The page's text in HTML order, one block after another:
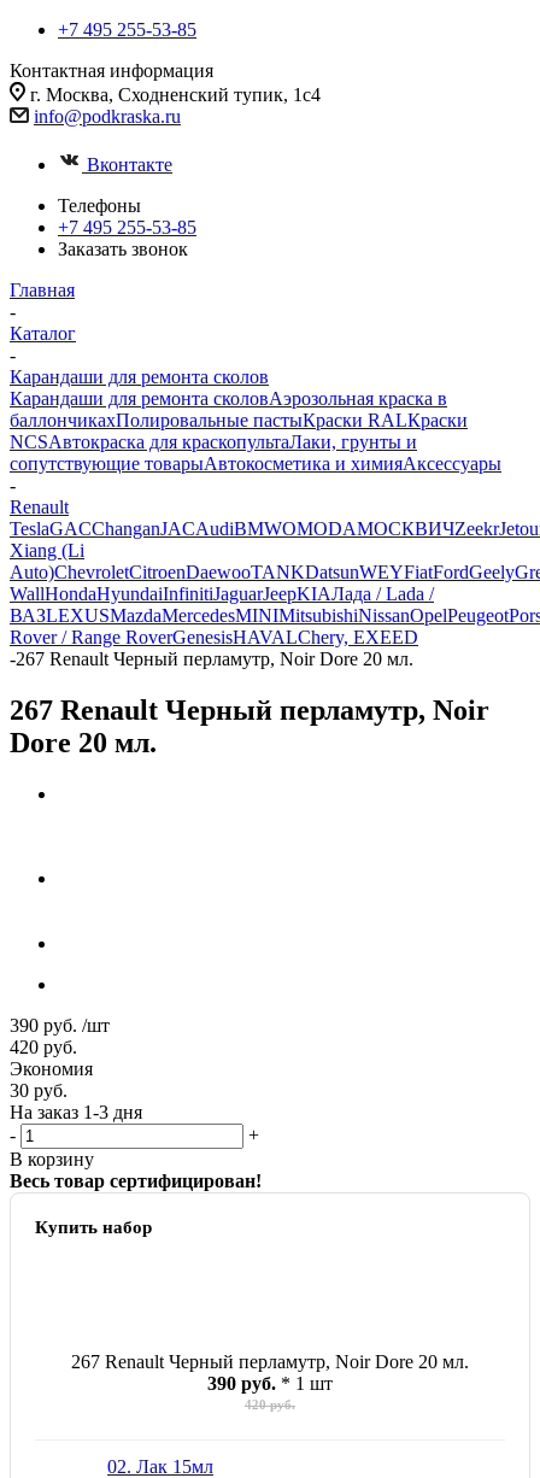
+7 495 255-53-85
Контактная информация
г. Москва, Сходненский тупик, 1с4
info@podkraska.ru
Вконтакте
Телефоны
+7 495 255-53-85
Заказать звонок
Главная
-
Каталог
-
Карандаши для ремонта сколов
Карандаши для ремонта сколовАэрозольная краска в
баллончикахПолировальные пастыКраски RALКраски
NCSАвтокраска для краскопультаЛаки, грунты и
сопутствующие товарыАвтокосметика и химияАксессуары
-
Renault
TeslaGACChanganJACAudiBMWOMODAМОСКВИЧZeekr
Xiang (Li
Auto)ChevroletCitroenDaewooTANKDatsunWEYFiatFordGeely
WallHondaHyundaiInfinitiJaguarJeepKIAЛада / Lada /
ВАЗLEXUSMazdaMercedesMINIMitsubishiNissanOpelPeugeot
Rover / Range RoverGenesisHAVALChery, EXEED
-267 Renault Черный перламутр, Noir Dore 20 мл.
267 Renault Черный перламутр, Noir
Dore 20 мл.
390 руб. /шт
420 руб.
Экономия
30 руб.
На заказ 1-3 дня
-
+
В корзину
Весь товар сертифицирован!
Купить набор
267 Renault Черный перламутр, Noir Dore 20 мл.
390 руб. * 1 шт
420 руб.
02. Лак 15мл